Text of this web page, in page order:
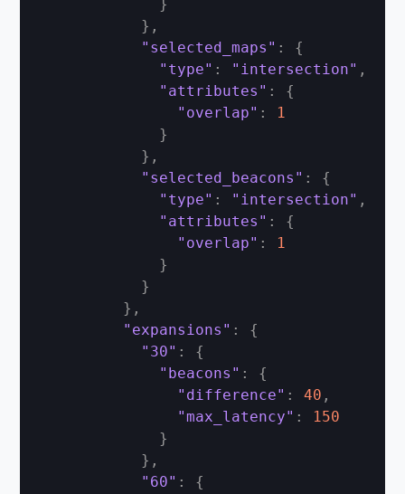
}
} ,
"selected_maps" :
{
"type" : "intersection" ,
"attributes" :
{
"overlap" :
1
}
} ,
"selected_beacons" :
{
"type" : "intersection" ,
"attributes" :
{
"overlap" :
1
}
}
} ,
"expansions" :
{
"30" :
{
"beacons" :
{
"difference" : 40 ,
"max_latency" :
150
}
} ,
"60" :
{